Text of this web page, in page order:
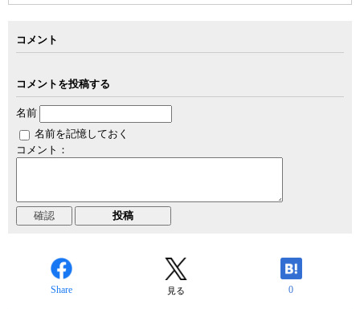
コメント
コメントを投稿する
名前
名前を記憶しておく
コメント：
Share 見る 0